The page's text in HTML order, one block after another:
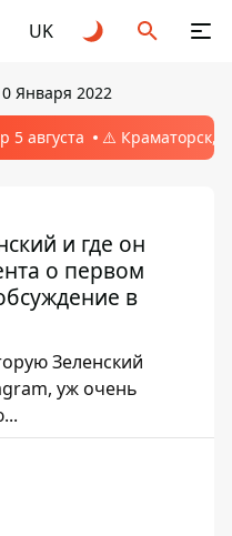
UK
Января 2022
5 августа ⚠️ Краматорск,
и где он
о первом
в
Зеленский
уж очень